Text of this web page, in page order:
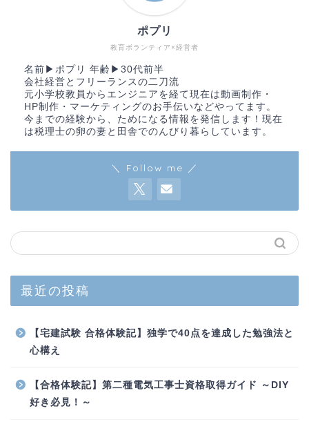
教育ボランティア×経営者
ポプリ
名前▶︎ポプリ 年齢▶︎30代前半
会社経営とフリーランスの二刀流
元小学校教員からエンジニアを経て現在は動画制作・
HP制作・マーケティングのお手伝いなどやってます。
今までの経験から、ためになる情報を発信します！現在
は税理士の卵の妻と田舎でのんびり暮らしています。
＼ Follow me ／
最近の投稿
【宅建試験 合格体験記】独学で40点を達成した勉強法と
心構え
【合格体験記】第二種電気工事士資格取得ガイド ～DIY
好き必見！～